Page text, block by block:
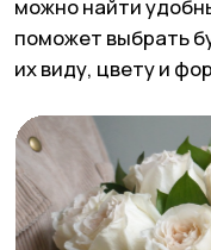
Во дворах между
спрятаны не только
ценами. Уверены, этот
запомнится вам своей
и чудесным